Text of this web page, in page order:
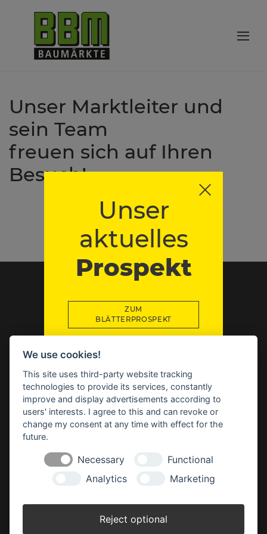
Unser
aktuelles
Prospekt
ZUM
BLÄTTERPROSPEKT
Unser Marktleiter und
sein Team
freuen sich auf Ihren
Besuch!
Cookie-Einstellungen ändern
BBM Baumarkt Rhauderfehn
Hagiusring 2
26817 Rhauderfehn
Fax: 04952 89903 290
rhauderfehn(at)bbm-baumarkt.de
8.00 - 19.00 Uhr
We use cookies!
This site uses third-party website tracking
technologies to provide its services, constantly
improve and display advertisements according to
users' interests. I agree to this and can revoke or
change my consent at any time with effect for the
future.
Necessary
Functional
Analytics
Marketing
Reject optional